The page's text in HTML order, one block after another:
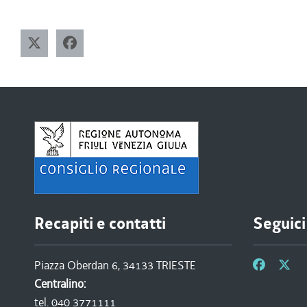
Recapiti e contatti
Piazza Oberdan 6, 34133 TRIESTE
Centralino:
tel. 040 3771111